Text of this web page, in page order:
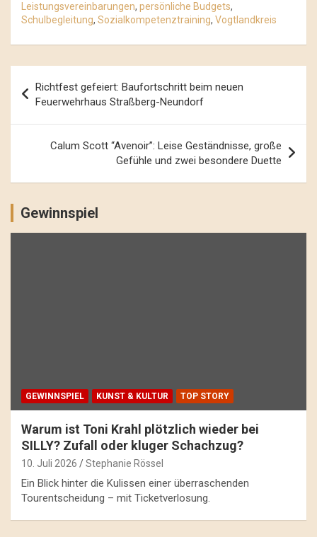
Leistungsvereinbarungen, persönliche Budgets,
Schulbegleitung, Sozialkompetenztraining, Vogtlandkreis
Navigation
Richtfest gefeiert: Baufortschritt beim neuen
Feuerwehrhaus Straßberg-Neundorf
Calum Scott “Avenoir”: Leise Geständnisse, große
Gefühle und zwei besondere Duette
Gewinnspiel
GEWINNSPIEL KUNST & KULTUR TOP STORY
Warum ist Toni Krahl plötzlich wieder bei
SILLY? Zufall oder kluger Schachzug?
10. Juli 2026 Stephanie Rössel
Ein Blick hinter die Kulissen einer überraschenden
Tourentscheidung – mit Ticketverlosung.